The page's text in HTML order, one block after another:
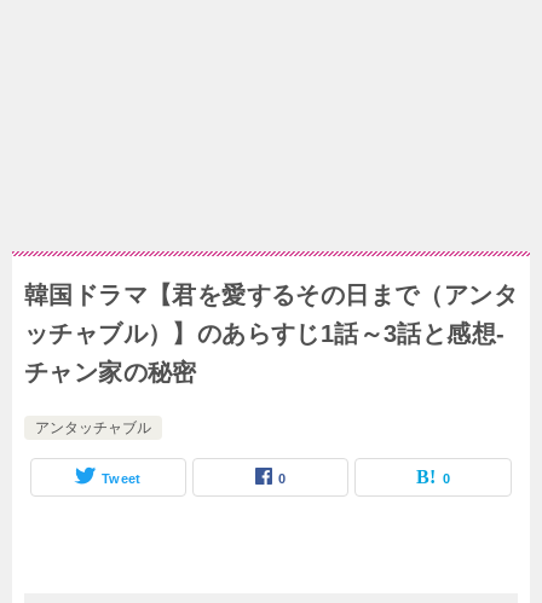
韓国ドラマ【君を愛するその日まで（アンタ
ッチャブル）】のあらすじ1話～3話と感想-
チャン家の秘密
アンタッチャブル
Tweet 0 0